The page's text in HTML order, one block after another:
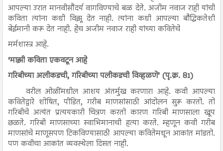
आपल्या उरात मानवीसौंदर्य वागविण्याचे बळ देते. अजीम नवाज राही यांची
कविता त्यांना कधी विझू देत नाही. त्यांना कधी आपल्या बौद्धिकतेशी
बेईमानी करू देत नाही. हेच अजीम नवाज राही यांच्या कवितेचे
मर्मशास्त्र आहे.
‘माझी कविता एकवटून आहे
गरिबीच्या अलीकडची, गरिबीच्या पलीकडची विव्हळणे’ (पृ.क्र. 81)
वरील ओळींमधील आशय अंतर्मुख करणारा आहे. कवी आपल्या
कवितेद्वारे शोषित, पीडित, गरीब माणसांसाठी आंदोलन सुरू करतो. तो
गरिबीचे अत्यंत प्रत्ययकारी चित्रण करतो कारण गरिबी माणसाला खूप
छळते. गरिबी माणसाच्या स्वाभिमानाची हत्या करते. म्हणून कवी गरीब
माणसांचे माणूसपण टिकविण्यासाठी आपल्या कवितेमधून आकांत मांडतो.
पण कवीचा आकांत व्यवस्थेला दिसत नाही.